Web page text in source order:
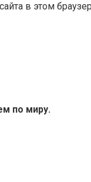
в этом
по миру.